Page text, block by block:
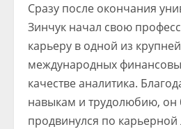
Сразу после окончания
Зинчук начал свою
карьеру в одной из
международных
качестве аналитика.
навыкам и трудолюбию, он
продвинулся по карьерной